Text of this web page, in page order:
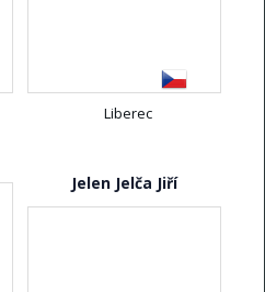
Liberec
Jelen Jelča Jiří